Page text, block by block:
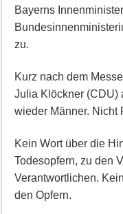
Bayerns
zu.
Kurz nach dem
Julia Klöckner (CDU)
wieder Männer. Nicht
Kein Wort über die
Todesopfern, zu den
Verantwortlichen.
den Opfern.